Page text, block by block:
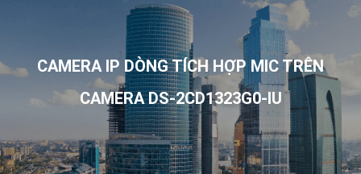
CAMERA IP DÒNG TÍCH HỢP MIC TRÊN
CAMERA DS-2CD1323G0-IU